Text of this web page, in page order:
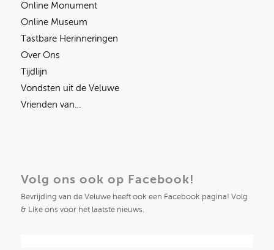
Online Monument
Online Museum
Tastbare Herinneringen
Over Ons
Tijdlijn
Vondsten uit de Veluwe
Vrienden van…
Volg ons ook op Facebook!
Bevrijding van de Veluwe heeft ook een Facebook pagina! Volg
& Like ons voor het laatste nieuws.